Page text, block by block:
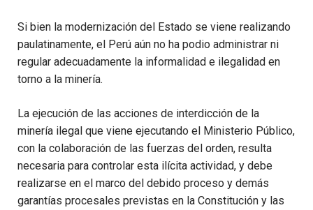
Si bien la modernización del Estado se viene realizando
paulatinamente, el Perú aún no ha podio administrar ni
regular adecuadamente la informalidad e ilegalidad en
torno a la minería.
La ejecución de las acciones de interdicción de la
minería ilegal que viene ejecutando el Ministerio Público,
con la colaboración de las fuerzas del orden, resulta
necesaria para controlar esta ilícita actividad, y debe
realizarse en el marco del debido proceso y demás
garantías procesales previstas en la Constitución y las